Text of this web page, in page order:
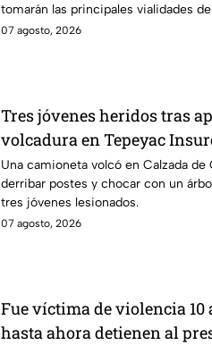
tomarán las principales vialidades
07 agosto, 2026
Tres jóvenes heridos tras
volcadura en Tepeyac
operativo en la Juárez,
dormía
Una camioneta volcó en Calzada de
derribar postes y chocar con un
tres jóvenes lesionados.
07 agosto, 2026
Fue víctima de violencia 10
hasta ahora detienen al